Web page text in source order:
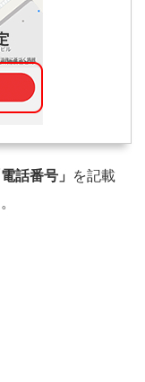
話番号」 を記載